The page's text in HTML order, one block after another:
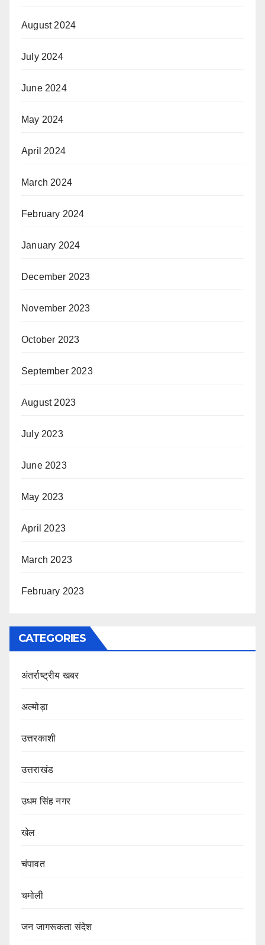
August 2024
July 2024
June 2024
May 2024
April 2024
March 2024
February 2024
January 2024
December 2023
November 2023
October 2023
September 2023
August 2023
July 2023
June 2023
May 2023
April 2023
March 2023
February 2023
CATEGORIES
अंतर्राष्ट्रीय खबर
अल्मोड़ा
उत्तरकाशी
उत्तराखंड
उधम सिंह नगर
खेल
चंपावत
चमोली
जन जागरूकता संदेश